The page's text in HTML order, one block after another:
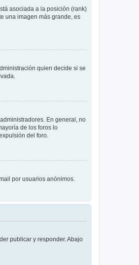
asociada a la posición (rank)
una imagen más grande, es
quien decide si se
En general, no
de los foros lo
del foro.
por usuarios anónimos.
publicar y responder. Abajo